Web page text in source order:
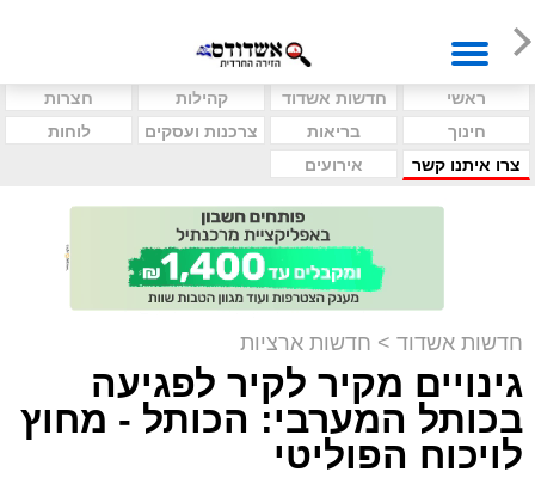
ראשי חדשות אשדוד קהילות
חצרות
חינוך
בריאות צרכנות ועסקים
לוחות
צרו איתנו קשר
אירועים
חדשות אשדוד > חדשות ארציות
גינויים מקיר לקיר לפגיעה
בכותל המערבי: הכותל - מחוץ
לויכוח הפוליטי